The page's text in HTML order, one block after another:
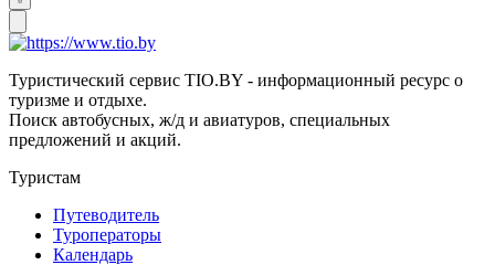
Туристический сервис TIO.BY - информационный ресурс о
туризме и отдыхе.
Поиск автобусных, ж/д и авиатуров, специальных
предложений и акций.
Туристам
Путеводитель
Туроператоры
Календарь